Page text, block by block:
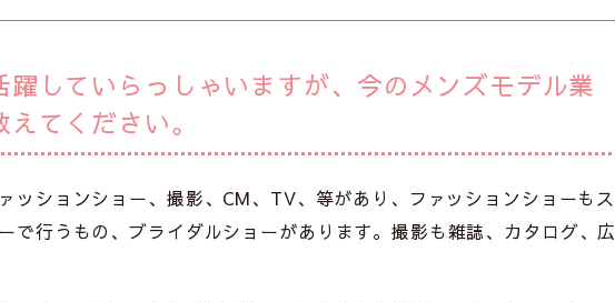
していらっしゃいますが、今のメンズモデル業
てください。
ッションショー、撮影、CM、TV、等があり、ファッションショーもス
で行うもの、ブライダルショーがあります。撮影も雑誌、カタログ、広